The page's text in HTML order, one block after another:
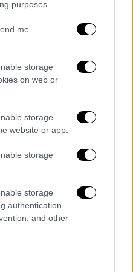
purposes.
me
storage
on web or
storage
website or app.
storage
storage
authentication
and other
καθώς τα μέλη
ρόλους, όπως
υποδομής, η
η διαχείριση των
η παροχή συνεχούς
την αντιμετώπιση
της
της υπηρεσίας.
στις παράνομα
επιτυγχανόταν είτε